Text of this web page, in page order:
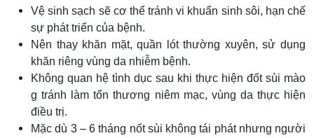
Vệ sinh sạch sẽ cơ thể tránh vi khuẩn sinh sôi, hạn chế
sự phát triển của bệnh.
Nên thay khăn mặt, quần lót thường xuyên, sử dụng
khăn riêng vùng da nhiễm bệnh.
Không quan hệ tình dục sau khi thực hiện đốt sùi mào
g tránh làm tổn thương niêm mạc, vùng da thực hiện
điều trị.
Mặc dù 3 – 6 tháng nốt sùi không tái phát nhưng người